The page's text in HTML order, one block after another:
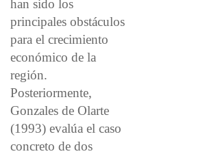
han sido los
principales obstáculos
para el crecimiento
económico de la
región.
Posteriormente,
Gonzales de Olarte
(1993) evalúa el caso
concreto de dos